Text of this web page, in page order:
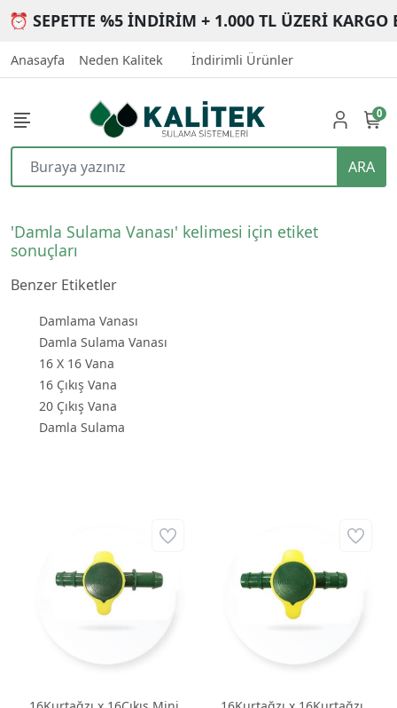
⏰ SEPETTE %5 İNDİRİM + 1.000 TL ÜZERİ KARGO
Anasayfa Neden Kalitek İndirimli Ürünler
ARA
0
'Damla Sulama Vanası' kelimesi için etiket
sonuçları
Benzer Etiketler
Damlama Vanası
Damla Sulama Vanası
16 X 16 Vana
16 Çıkış Vana
20 Çıkış Vana
Damla Sulama